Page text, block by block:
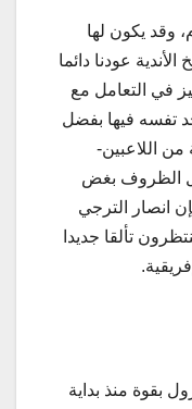
وقد يكون لها
عودنا دائما
في التعامل مع
تفسه فيها بفضل
من اللاعبين-
كل الظروف بغض
انصار الترجي
تألقا جديدا
بقوة منذ بداية